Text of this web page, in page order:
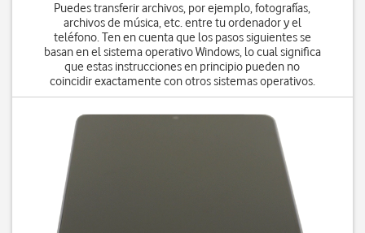
Puedes transferir archivos, por ejemplo, fotografías,
archivos de música, etc. entre tu ordenador y el
teléfono. Ten en cuenta que los pasos siguientes se
basan en el sistema operativo Windows, lo cual significa
que estas instrucciones en principio pueden no
coincidir exactamente con otros sistemas operativos.